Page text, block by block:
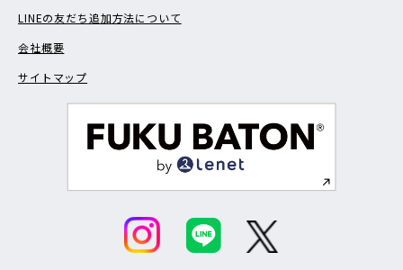
LINEの友だち追加方法について
会社概要
サイトマップ